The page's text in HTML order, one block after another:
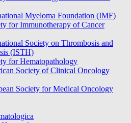
Myeloma Foundation (IMF)
for Immunotherapy of Cancer
Society on Thrombosis and
(ISTH)
for Hematopathology
Society of Clinical Oncology
Society for Medical Oncology